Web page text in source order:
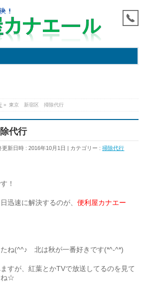
» 東京 新宿区 掃除代行
代行
更新日時 : 2016年10月1日 カテゴリー :掃除代行
！
迅速に解決するのが、便利屋カナエー
ね(^^♪ 北は秋が一番好きです(*^-^*)
すが、紅葉とかTVで放送してるのを見て
ね☆